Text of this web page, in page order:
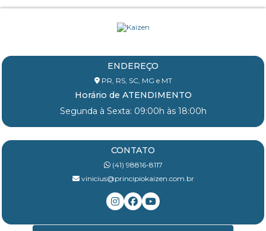
ENDEREÇO
PR, RS, SC, MG e MT
Horário de ATENDIMENTO
Segunda à Sexta: 09:00h às 18:00h
CONTATO
(41) 98816-8117
vinicius@principiokaizen.com.br